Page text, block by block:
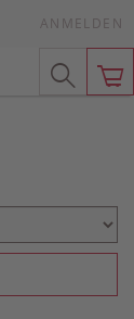
ANMELDEN